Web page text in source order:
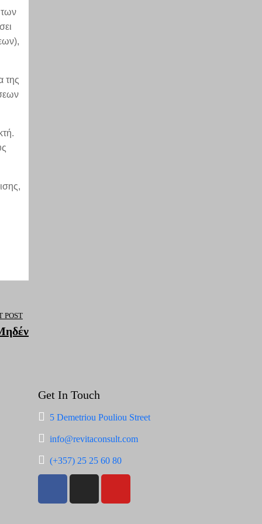
των
της
POST
Get In Touch
5 Demetriou Pouliou Street
info@revitaconsult.com
(+357) 25 25 60 80